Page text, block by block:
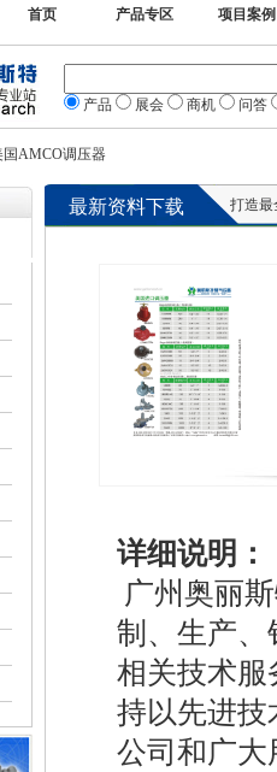
首页 产品专区 项目案例
产品 展会 商机 问答
国AMCO调压器
最新资料下载 打造最全
详细说明：
广州奥丽
制、生产、
相关技术服
持以先进技
公司和广大